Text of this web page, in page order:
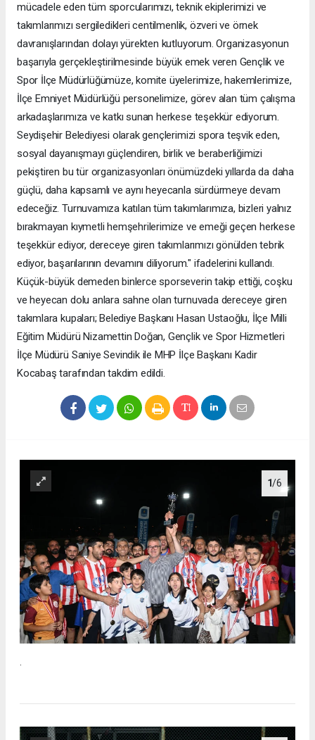
mücadele eden tüm sporcularımızı, teknik ekiplerimizi ve
takımlarımızı sergiledikleri centilmenlik, özveri ve örnek
davranışlarından dolayı yürekten kutluyorum. Organizasyonun
başarıyla gerçekleştirilmesinde büyük emek veren Gençlik ve
Spor İlçe Müdürlüğümüze, komite üyelerimize, hakemlerimize,
İlçe Emniyet Müdürlüğü personelimize, görev alan tüm çalışma
arkadaşlarımıza ve katkı sunan herkese teşekkür ediyorum.
Seydişehir Belediyesi olarak gençlerimizi spora teşvik eden,
sosyal dayanışmayı güçlendiren, birlik ve beraberliğimizi
pekiştiren bu tür organizasyonları önümüzdeki yıllarda da daha
güçlü, daha kapsamlı ve aynı heyecanla sürdürmeye devam
edeceğiz. Turnuvamıza katılan tüm takımlarımıza, bizleri yalnız
bırakmayan kıymetli hemşehrilerimize ve emeği geçen herkese
teşekkür ediyor, dereceye giren takımlarımızı gönülden tebrik
ediyor, başarılarının devamını diliyorum." ifadelerini kullandı.
Küçük-büyük demeden binlerce sporseverin takip ettiği, coşku
ve heyecan dolu anlara sahne olan turnuvada dereceye giren
takımlara kupaları; Belediye Başkanı Hasan Ustaoğlu, İlçe Milli
Eğitim Müdürü Nizamettin Doğan, Gençlik ve Spor Hizmetleri
İlçe Müdürü Saniye Sevindik ile MHP İlçe Başkanı Kadir
Kocabaş tarafından takdim edildi.
1/6
.